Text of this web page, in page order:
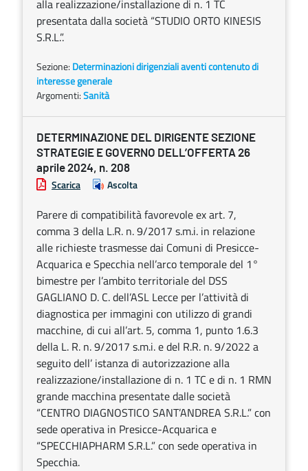
alla realizzazione/installazione di n. 1 TC
presentata dalla società “STUDIO ORTO KINESIS
S.R.L.”.
Sezione: Determinazioni dirigenziali aventi contenuto di
interesse generale
Argomenti:Sanità
DETERMINAZIONE DEL DIRIGENTE SEZIONE
STRATEGIE E GOVERNO DELL’OFFERTA 26
aprile 2024, n. 208
Scarica Ascolta
Parere di compatibilità favorevole ex art. 7,
comma 3 della L.R. n. 9/2017 s.m.i. in relazione
alle richieste trasmesse dai Comuni di Presicce-
Acquarica e Specchia nell’arco temporale del 1°
bimestre per l’ambito territoriale del DSS
GAGLIANO D. C. dell’ASL Lecce per l’attività di
diagnostica per immagini con utilizzo di grandi
macchine, di cui all’art. 5, comma 1, punto 1.6.3
della L. R. n. 9/2017 s.m.i. e del R.R. n. 9/2022 a
seguito dell’ istanza di autorizzazione alla
realizzazione/installazione di n. 1 TC e di n. 1 RMN
grande macchina presentate dalle società
“CENTRO DIAGNOSTICO SANT’ANDREA S.R.L.” con
sede operativa in Presicce-Acquarica e
“SPECCHIAPHARM S.R.L.” con sede operativa in
Specchia.